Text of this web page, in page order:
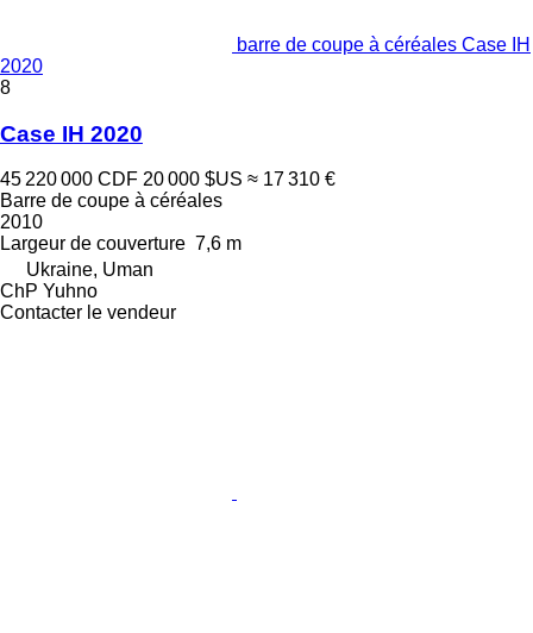
barre de coupe à céréales Case IH
2020
8
Case IH 2020
45 220 000 CDF 20 000 $US ≈ 17 310 €
Barre de coupe à céréales
2010
Largeur de couverture 7,6 m
Ukraine, Uman
ChP Yuhno
Contacter le vendeur